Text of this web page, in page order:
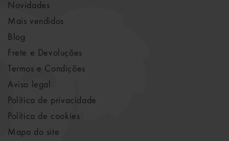
Novidades
Mais vendidos
Blog
Frete e Devoluções
Termos e Condições
Aviso legal
Política de privacidade
Política de cookies
Mapa do site